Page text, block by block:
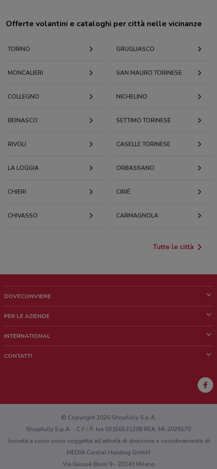
Offerte volantini e cataloghi per città nelle vicinanze
TORINO GRUGLIASCO
MONCALIERI SAN MAURO TORINESE
COLLEGNO NICHELINO
BEINASCO SETTIMO TORINESE
RIVOLI CASELLE TORINESE
LA LOGGIA ORBASSANO
CHIERI CIRIÈ
CHIVASSO CARMAGNOLA
Tutte le città
DOVECONVIENE
Chi siamo
Lavora con noi
PER LE AZIENDE
Richieste commerciali e marketing
INTERNATIONAL
CONTATTI
Hai un malfunzionamento sul web o sull'app?
© Copyright 2026 Shopfully S.p.A.
Shopfully S.p.A. - C.F / P. Iva 03156531208 REA: MI-2029270
Società a socio unico soggetta all’attività di direzione e coordinamento di
MEDIA Central Holding GmbH
Via Giosuè Borsi 9 - 20143 Milano